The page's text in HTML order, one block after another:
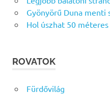
Gyönyörű Duna menti
Hol úszhat 50
ROVATOK
Fürdővilág